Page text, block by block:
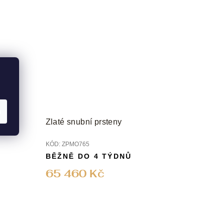
Zlaté snubní prsteny
KÓD: ZPMO765
65 460 Kč
BĚŽNĚ DO 4 TÝDNŮ